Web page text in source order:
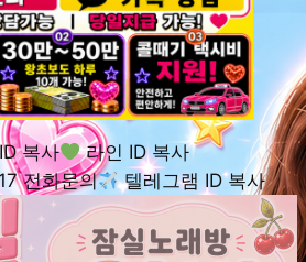
복사
라인 ID 복사
전화문의
텔레그램 ID 복사